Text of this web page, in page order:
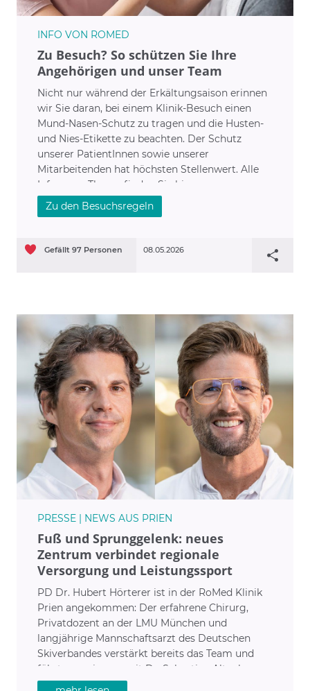
INFO VON ROMED
Zu Besuch? So schützen Sie Ihre
Angehörigen und unser Team
Nicht nur während der Erkältungsaison erinnen
wir Sie daran, bei einem Klinik-Besuch einen
Mund-Nasen-Schutz zu tragen und die Husten-
und Nies-Etikette zu beachten. Der Schutz
unserer PatientInnen sowie unserer
Mitarbeitenden hat höchsten Stellenwert. Alle
Infos zum Thema finden Sie hier.
Zu den Besuchsregeln
08.05.2026
Gefällt 97 Personen
PRESSE | NEWS AUS PRIEN
Fuß und Sprunggelenk: neues
Zentrum verbindet regionale
Versorgung und Leistungssport
PD Dr. Hubert Hörterer ist in der RoMed Klinik
Prien angekommen: Der erfahrene Chirurg,
Privatdozent an der LMU München und
langjährige Mannschaftsarzt des Deutschen
Skiverbandes verstärkt bereits das Team und
führt gemeinsam mit Dr. Sebastian Altenberger
das neu gegründete Zentrum für Fuß‑ und